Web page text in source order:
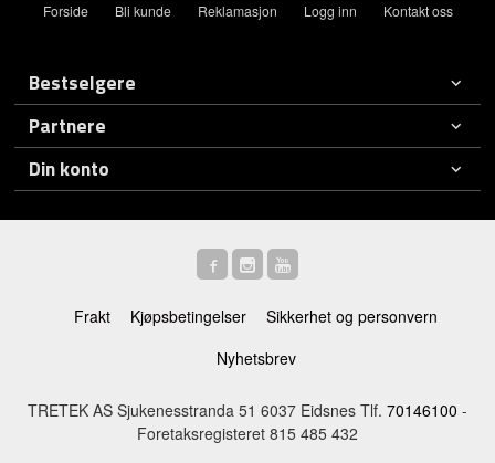
Forside Bli kunde Reklamasjon Logg inn Kontakt oss
Bestselgere
Partnere
Din konto
Frakt Kjøpsbetingelser
Sikkerhet og personvern
Nyhetsbrev
TRETEK AS Sjukenesstranda 51 6037 Eidsnes Tlf. 70146100 -
Foretaksregisteret 815 485 432